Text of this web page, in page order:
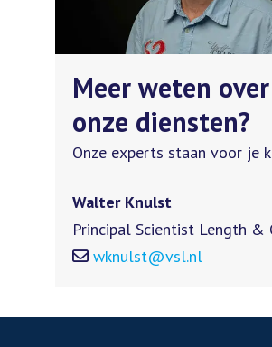
Meer weten over
onze diensten?
Onze experts staan voor je
Walter Knulst
Principal Scientist Length &
wknulst@vsl.nl